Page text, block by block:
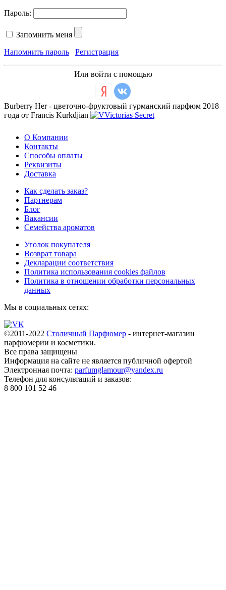
Пароль:
Запомнить меня
Напомнить пароль
Регистрация
Или войти с помощью
Burberry Her - цветочно-фруктовый гурманский парфюм 2018
года от Francis Kurkdjian
О Компании
Контакты
Способы оплаты
Реквизиты
Доставка
Как сделать заказ?
Партнерам
Блог
Вакансии
Семейства ароматов
Уголок покупателя
Возврат товара
Декларации соответствия
Политика использования cookies файлов
Политика в отношении обработки персональных
данных
Мы в социальных сетях:
©2011-2022 Столичный Парфюмер - интернет-магазин
парфюмерии и косметики.
Все права защищены
Информация на сайте не является публичной офертой
Электронная почта: parfumglamour@yandex.ru
Телефон для консультаций и заказов:
8 800 101 52 46